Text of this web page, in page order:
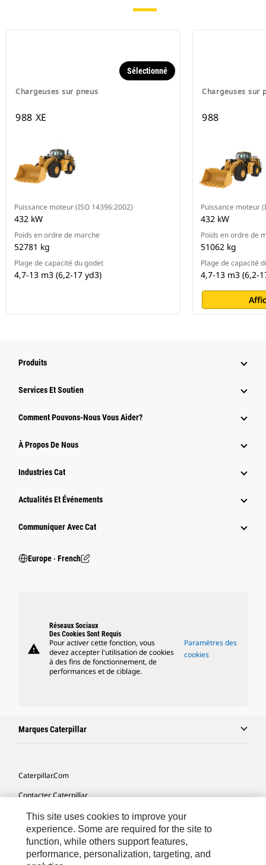
Chargeuses sur pneus
Sélectionné
988 XE
Puissance moteur (ISO 14396:2002)
432 kW
Poids en ordre de marche
52781 kg
Plage de capacité du godet
4,7-13 m3 (6,2-17 yd3)
Chargeuses sur
988
Puissance moteur
432 kW
Poids en ordre de
51062 kg
Plage de capacité
4,7-13 m3 (6,2-
Produits
Services Et Soutien
Comment Pouvons-Nous Vous Aider?
À Propos De Nous
Industries Cat
Actualités Et Événements
Communiquer Avec Cat
Europe ‧ French
warning
Réseaux Sociaux
Des Cookies Sont Requis
Pour activer cette fonction, vous
devez accepter l'utilisation de cookies
à des fins de fonctionnement, de
performances et de ciblage.
Paramètres des
cookies
Marques Caterpillar
Caterpillar.com
Contacter Caterpillar
Mes Préférences Marketing
Plan Du Site
Cookie Settings
This site uses cookies to improve your
experience. Some are required for the site to
function, while others support features,
performance, personalization, targeting, and